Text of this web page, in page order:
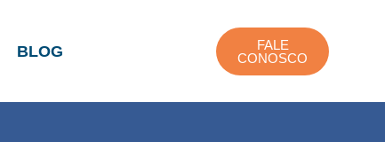
BLOG
FALE
CONOSCO